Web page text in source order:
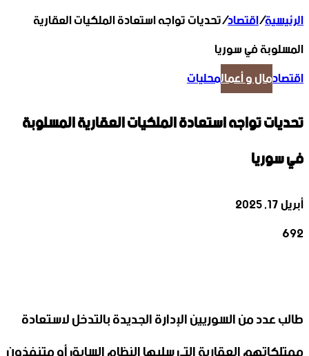
الرئيسية/اقتصاد/تحديات تواجه استعادة الملكيات العقارية
المسلوبة في سوريا
اقتصادمال و أعمالمحليات
تحديات تواجه استعادة الملكيات العقارية المسلوبة
في سوريا
أبريل 17, 2025
692
طالب عدد من السوريين الإدارة الجديدة بالتدخل لاستعادة